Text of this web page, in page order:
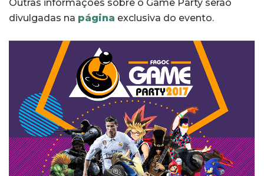
Outras informações sobre o Game Party serão
divulgadas na página exclusiva do evento.